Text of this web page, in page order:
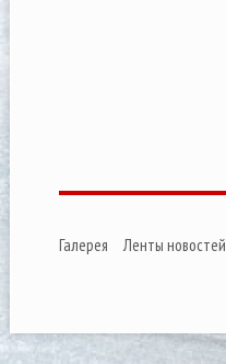
Галерея Ленты новостей